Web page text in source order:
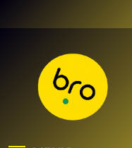
ТВІЙ БРО